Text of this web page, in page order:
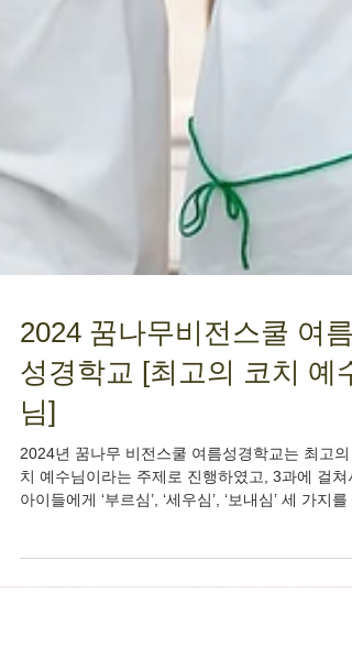
2024 꿈나무비전스쿨 여름
성경학교 [최고의 코치 예수
님]
육하였습니다. 구체적으로 1과에서는 예수님께서